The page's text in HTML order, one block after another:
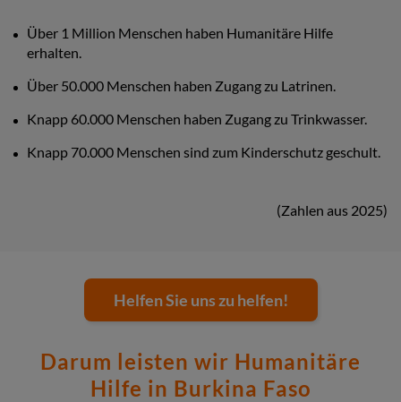
Über 1 Million Menschen haben Humanitäre Hilfe
erhalten.
Über 50.000 Menschen haben Zugang zu Latrinen.
Knapp 60.000 Menschen haben Zugang zu Trinkwasser.
Knapp 70.000 Menschen sind zum Kinderschutz geschult.
(Zahlen aus 2025)
Helfen Sie uns zu helfen!
Darum leisten wir Humanitäre
Hilfe in Burkina Faso